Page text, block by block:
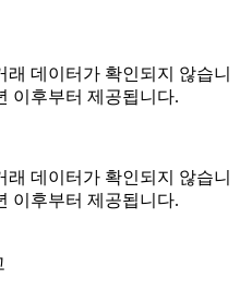
데이터가 확인되지 않습니
이후부터 제공됩니다.
데이터가 확인되지 않습니
이후부터 제공됩니다.